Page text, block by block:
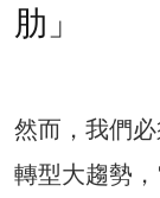
肋」
然而，我們
轉型大趨勢